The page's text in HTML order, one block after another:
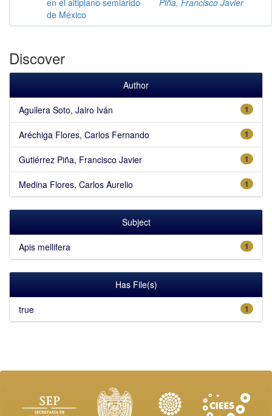
de México
Discover
Author
1
Aguilera Soto, Jairo Iván
1
Aréchiga Flores, Carlos Fernando
1
Gutiérrez Piña, Francisco Javier
1
Medina Flores, Carlos Aurelio
Subject
1
Apis mellifera
Has File(s)
1
true